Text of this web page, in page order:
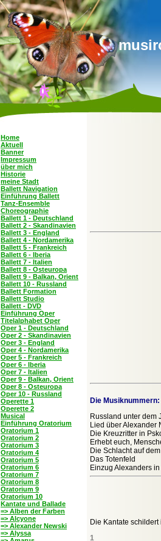
Home
Aktuell
Banner
Impressum
über mich
Historie
meine Stadt
Ballett Navigation
Einführung Ballett
Tanz-Ensemble
Choreographie
Ballett 1 - Deutschland
Ballett 2 - Skandinavien
Ballett 3 - England
Ballett 4 - Nordamerika
Ballett 5 - Frankreich
Ballett 6 - Iberia
Ballett 7 - Italien
Ballett 8 - Osteuropa
Ballett 9 - Balkan, Orient
Ballett 10 - Russland
Ballett Formation
Ballett Studio
Ballett - DVD
Einführung Oper
Titelalphabet Oper
Oper 1 - Deutschland
Oper 2 - Skandinavien
Oper 3 - England
Oper 4 - Nordamerika
Oper 5 - Frankreich
Oper 6 - Iberia
Oper 7 - Italien
Oper 9 - Balkan, Orient
Oper 8 - Osteuropa
Oper 10 - Russland
Operette 1
Operette 2
Musical
Einführung Oratorium
Oratorium 1
Oratorium 2
Oratorium 3
Oratorium 4
Oratorium 5
Oratorium 6
Oratorium 7
Oratorium 8
Oratorium 9
Oratorium 10
Kantate und Ballade
=> Alben der Farben
=> Alcyone
=> Alexander Newski
=> Alyssa
Die Musiknummern:
Russland unter dem
Lied über Alexander
Die Kreuzritter in
Erhebt euch,
Die Schlacht auf
Das Totenfeld
Einzug Alexanders
Die Kantate
1